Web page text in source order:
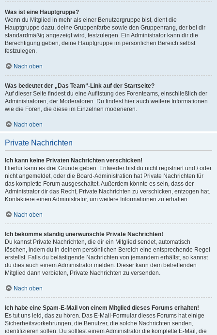
Was ist eine Hauptgruppe?
Wenn du Mitglied in mehr als einer Benutzergruppe bist, dient die
Hauptgruppe dazu, deine Gruppenfarbe sowie den Gruppenrang, der bei dir
standardmäßig angezeigt wird, festzulegen. Ein Administrator kann dir die
Berechtigung geben, deine Hauptgruppe im persönlichen Bereich selbst
festzulegen.
Nach oben
Was bedeutet der „Das Team“-Link auf der Startseite?
Auf dieser Seite findest du eine Auflistung des Forenteams, einschließlich der
Administratoren, der Moderatoren. Du findest hier auch weitere Informationen
wie die Foren, die diese im Einzelnen moderieren.
Nach oben
Private Nachrichten
Ich kann keine Privaten Nachrichten verschicken!
Hierfür kann es drei Gründe geben: Entweder bist du nicht registriert und / oder
nicht angemeldet, oder die Board-Administration hat Private Nachrichten für
das komplette Forum ausgeschaltet. Außerdem könnte es sein, dass der
Administrator dir das Recht, Private Nachrichten zu verschicken, entzogen hat.
Kontaktiere einen Administrator, um weitere Informationen zu erhalten.
Nach oben
Ich bekomme ständig unerwünschte Private Nachrichten!
Du kannst Private Nachrichten, die dir ein Mitglied sendet, automatisch
löschen, indem du in deinem persönlichen Bereich eine entsprechende Regel
erstellst. Falls du belästigende Nachrichten von jemandem erhältst, so kannst
du dies auch einem Administrator melden. Dieser kann dem betreffenden
Mitglied dann verbieten, Private Nachrichten zu versenden.
Nach oben
Ich habe eine Spam-E-Mail von einem Mitglied dieses Forums erhalten!
Es tut uns leid, das zu hören. Das E-Mail-Formular dieses Forums hat einige
Sicherheitsvorkehrungen, die Benutzer, die solche Nachrichten senden,
identifizieren sollen. Du solltest einem Administrator die komplette E-Mail, die